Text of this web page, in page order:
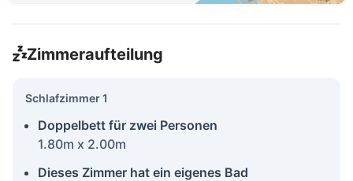
Zimmeraufteilung
Schlafzimmer 1
Doppelbett für zwei Personen
1.80m x 2.00m
Dieses Zimmer hat ein eigenes Bad